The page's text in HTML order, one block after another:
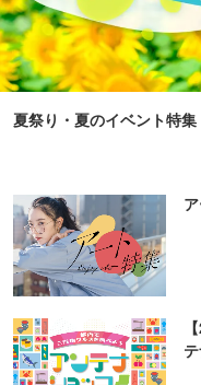
夏祭り・夏のイベント特集